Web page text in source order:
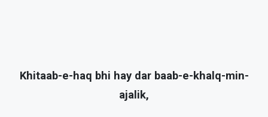
Khitaab-e-haq bhi hay dar baab-e-khalq-min-
ajalik,